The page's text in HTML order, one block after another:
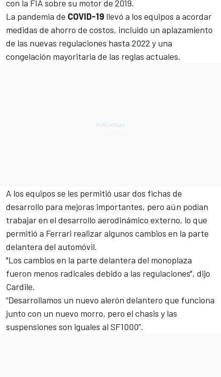
con la FIA sobre su motor de 2019.
La pandemia de COVID-19 llevó a los equipos a acordar
medidas de ahorro de costos, incluido un aplazamiento
de las nuevas regulaciones hasta 2022 y una
congelación mayoritaria de las reglas actuales.
A los equipos se les permitió usar dos fichas de
desarrollo para mejoras importantes, pero aún podían
trabajar en el desarrollo aerodinámico externo, lo que
permitió a Ferrari realizar algunos cambios en la parte
delantera del automóvil.
"Los cambios en la parte delantera del monoplaza
fueron menos radicales debido a las regulaciones", dijo
Cardile.
“Desarrollamos un nuevo alerón delantero que funciona
junto con un nuevo morro, pero el chasis y las
suspensiones son iguales al SF1000”.